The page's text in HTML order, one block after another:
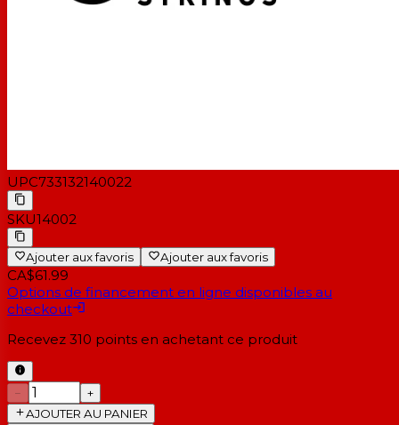
UPC733132140022
SKU14002
Ajouter aux favoris Ajouter aux favoris
CA$61.99
Options de financement en ligne disponibles au
checkout
Recevez 310 points en achetant ce produit
−
+
AJOUTER AU PANIER